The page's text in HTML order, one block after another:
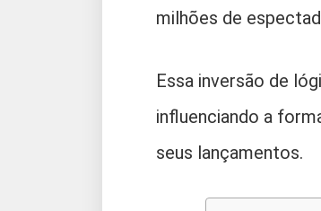
milhões de
Essa inversão de
influenciando a
seus lançamentos.